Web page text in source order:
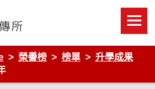
系-智慧財產暨科技法律研究所
榮譽榜 榜單
升學成果